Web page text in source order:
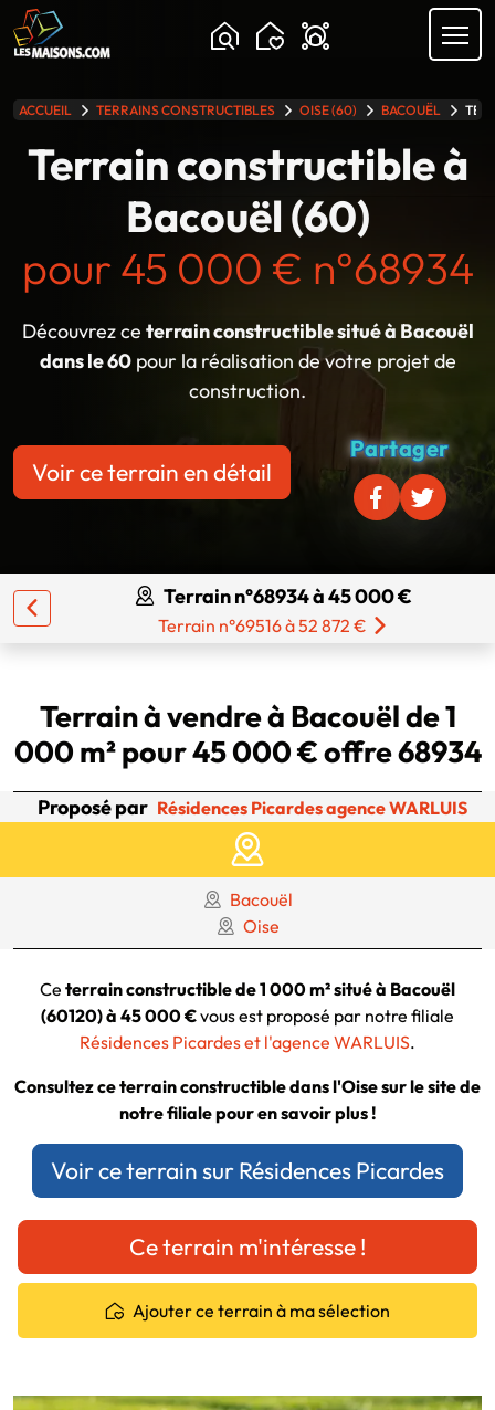
ACCUEIL TERRAINS CONSTRUCTIBLES OISE (60) BACOUËL
Terrain constructible à
Bacouël (60)
pour 45 000 € n°68934
Découvrez ce terrain constructible situé à Bacouël
dans le 60pour la réalisation de votre projet de
construction.
Voir ce terrain en détail
Partager
Terrain n°68934 à 45 000 €
Terrain n°69516 à 52 872 €
Terrain à vendre à Bacouël de 1
000 m² pour 45 000 € offre 68934
Proposé par Résidences Picardes agence WARLUIS
Bacouël
Oise
Ce terrain constructible de 1 000 m² situé à Bacouël
(60120) à 45 000 €vous est proposé par notre filiale
Résidences Picardes et l'agence WARLUIS.
Consultez ce terrain constructible dans l'Oise sur le site de
notre filiale pour en savoir plus !
Voir ce terrain sur Résidences Picardes
Ce terrain m'intéresse !
Ajouter ce terrain à ma sélection